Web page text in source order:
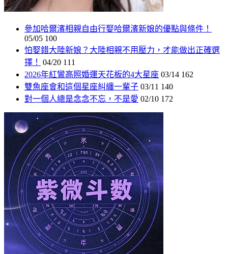
參加哈爾濱相親自由行娶哈爾濱新娘的優點與條件！
05/05 100
怕娶錯大陸新娘？大陸相親不用壓力，才能做出正確選
擇！
04/20 111
2026年紅鸞高照婚運天花板的4大星座 03/14 162
雙魚座會和這個星座糾纏一輩子 03/11 140
對一個人總是念念不忘，不是愛 02/10 172